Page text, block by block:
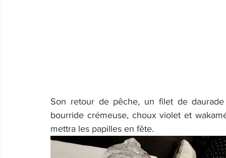
Son retour de pêche, un filet de
bourride crémeuse, choux violet et
mettra les papilles en fête.